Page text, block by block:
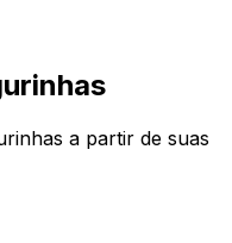
a partir de suas